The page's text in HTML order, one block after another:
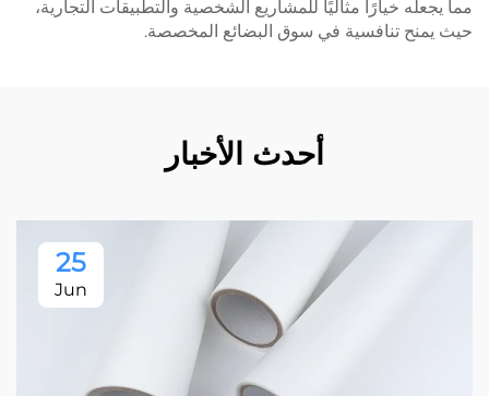
مما يجعله خيارًا مثاليًا للمشاريع الشخصية والتطبيقات التجارية،
حيث يمنح تنافسية في سوق البضائع المخصصة.
أحدث الأخبار
25
Jun